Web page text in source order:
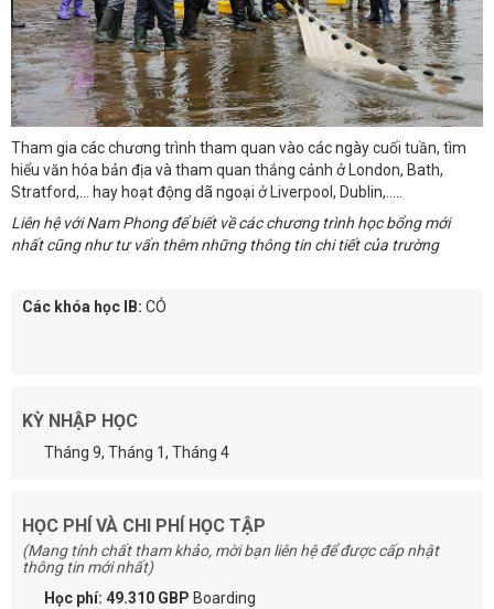
Tham gia các chương trình tham quan vào các ngày cuối tuần, tìm
hiểu văn hóa bản địa và tham quan thắng cảnh ở London, Bath,
Stratford,... hay hoạt động dã ngoại ở Liverpool, Dublin,.....
Liên hệ với Nam Phong để biết về các chương trình học bổng mới
nhất cũng như tư vấn thêm những thông tin chi tiết của trường
Các khóa học IB: CÓ
KỲ NHẬP HỌC
Tháng 9, Tháng 1, Tháng 4
HỌC PHÍ VÀ CHI PHÍ HỌC TẬP
(Mang tính chất tham khảo, mời bạn liên hệ để được cấp nhật
thông tin mới nhất)
Học phí: 49.310 GBP Boarding